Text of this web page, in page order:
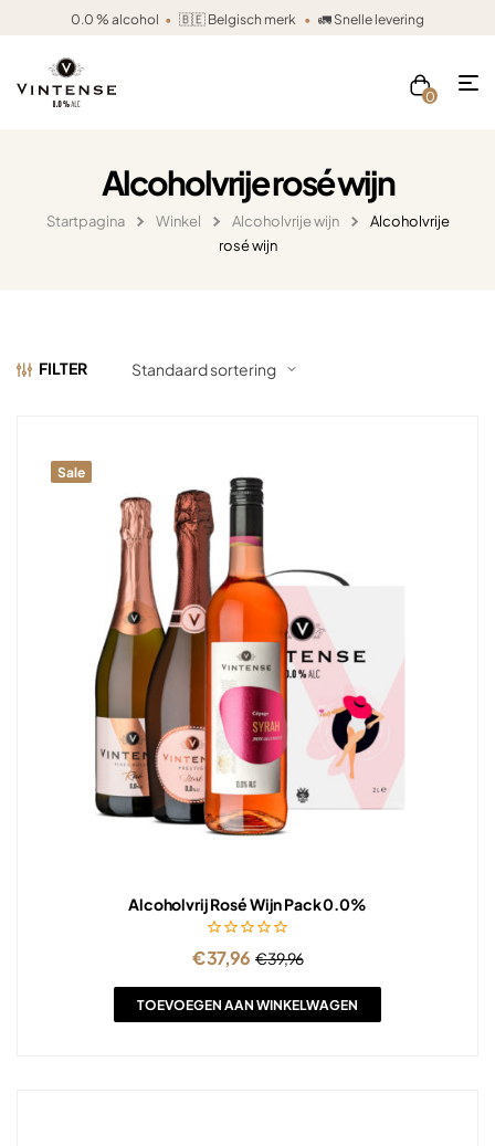
0.0 % alcohol • 🇧🇪 Belgisch merk • 🚛 Snelle levering
0
Alcoholvrije rosé wijn
Startpagina Winkel Alcoholvrije wijn
Alcoholvrije
rosé wijn
FILTER
Sale
Alcoholvrij Rosé Wijn Pack 0.0%
€39,96
€37,96
TOEVOEGEN AAN WINKELWAGEN